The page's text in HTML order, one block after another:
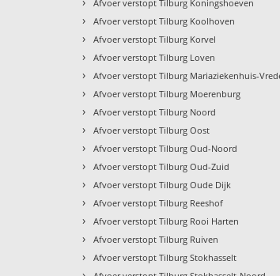
Afvoer verstopt Tilburg Koningshoeven
› Afvoer verstopt Tilburg Koolhoven
› Afvoer verstopt Tilburg Korvel
› Afvoer verstopt Tilburg Loven
› Afvoer verstopt Tilburg Mariaziekenhuis-
› Afvoer verstopt Tilburg Moerenburg
› Afvoer verstopt Tilburg Noord
› Afvoer verstopt Tilburg Oost
› Afvoer verstopt Tilburg Oud-Noord
› Afvoer verstopt Tilburg Oud-Zuid
› Afvoer verstopt Tilburg Oude Dijk
› Afvoer verstopt Tilburg Reeshof
› Afvoer verstopt Tilburg Rooi Harten
› Afvoer verstopt Tilburg Ruiven
› Afvoer verstopt Tilburg Stokhasselt